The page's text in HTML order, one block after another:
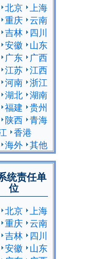
北京
上海
重庆 云南
吉林
四川
安徽
山东
广东
广西
江苏 江西
河南 浙江
湖北 湖南
福建 贵州
陕西 青海
香港
海外 其他
统责任单
位
北京
上海
重庆 云南
吉林
四川
安徽
山东